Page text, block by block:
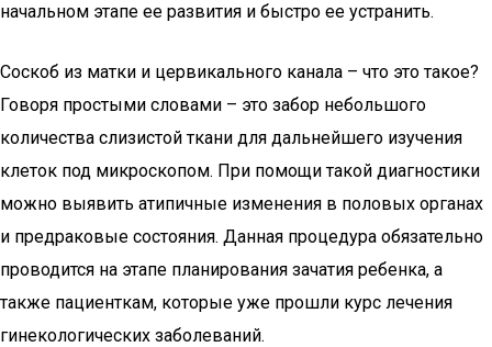
начальном этапе ее развития и быстро ее устранить.
Соскоб из матки и цервикального канала – что это такое?
Говоря простыми словами – это забор небольшого
количества слизистой ткани для дальнейшего изучения
клеток под микроскопом. При помощи такой диагностики
можно выявить атипичные изменения в половых органах
и предраковые состояния. Данная процедура обязательно
проводится на этапе планирования зачатия ребенка, а
также пациенткам, которые уже прошли курс лечения
гинекологических заболеваний.